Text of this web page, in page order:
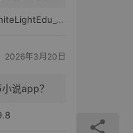
2026年3月20日
说app？